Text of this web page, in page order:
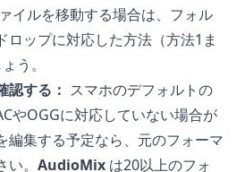
イルを移動する場合は、フォル
ロップに対応した方法（方法1ま
う。
認する： スマホのデフォルトの
やOGGに対応していない場合が
編集する予定なら、元のフォーマ
。 AudioMix は20以上のフォ